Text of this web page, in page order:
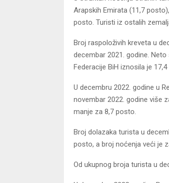
Arapskih Emirata (11,7
posto. Turisti iz ostalih
Broj raspoloživih kreveta u
decembar 2021. godine.
Federacije BiH iznosila je
U decembru 2022. godine u
novembar 2022. godine više
manje za 8,7 posto.
Broj dolazaka turista u
posto, a broj noćenja veći je
Od ukupnog broja turista u